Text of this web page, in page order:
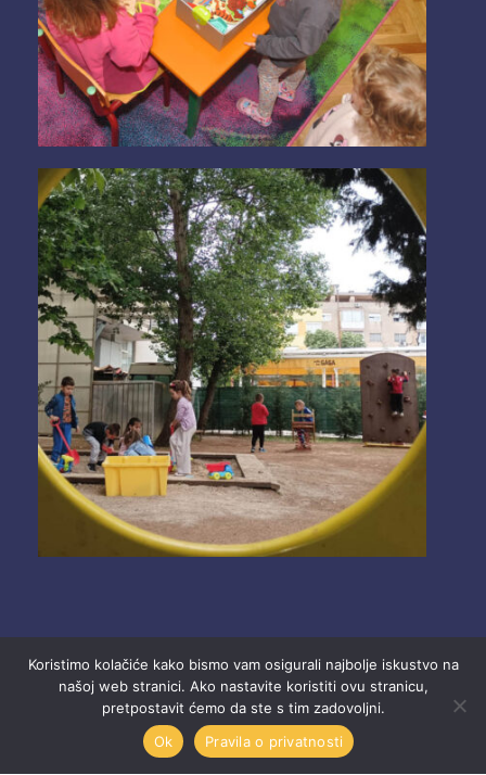
2025 Ustanova “Dječji vrtići” Mostar.
Koristimo kolačiće kako bismo vam osigurali najbolje iskustvo na
našoj web stranici. Ako nastavite koristiti ovu stranicu,
pretpostavit ćemo da ste s tim zadovoljni.
Ok
Pravila o privatnosti